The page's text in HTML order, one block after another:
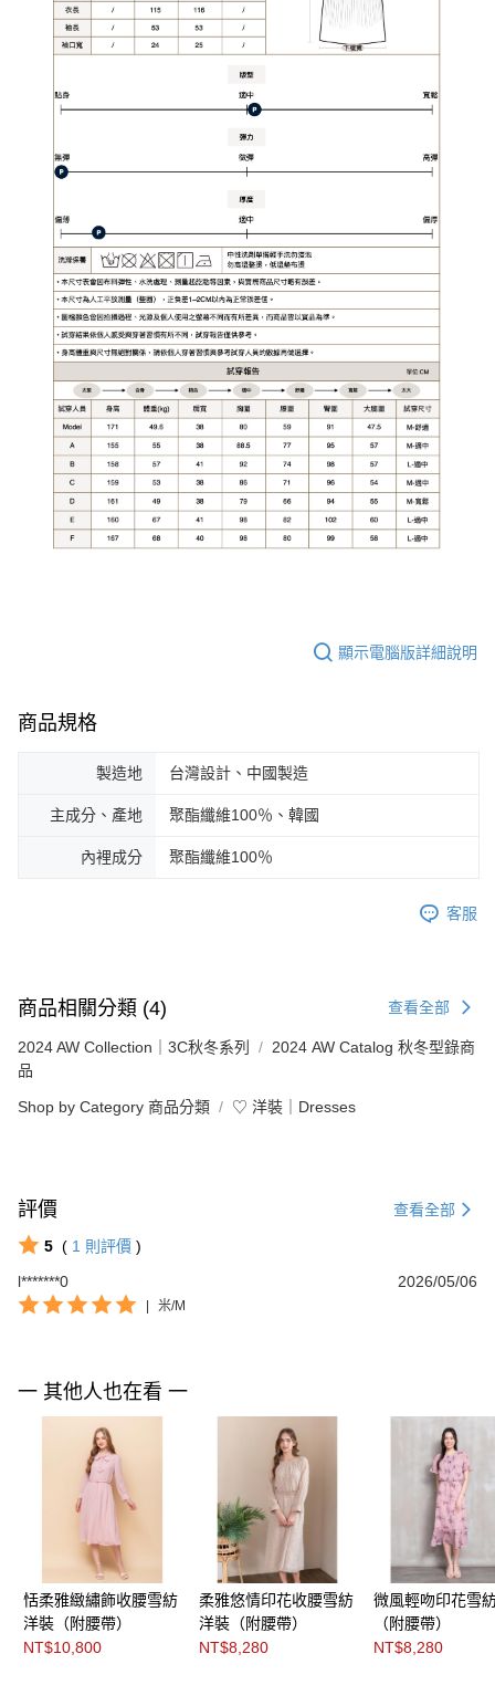
顯示電腦版詳細說明
商品規格
製造地 台灣設計、中國製造
主成分、產地 聚酯纖維100％、韓國
內裡成分 聚酯纖維100％
客服
商品相關分類 (4) 查看全部
2024 AW Collection｜3C秋冬系列
2024 AW Catalog 秋冬型錄商
品
Shop by Category 商品分類 ♡ 洋裝｜Dresses
評價 查看全部
5 ( 1 則評價 )
l*******0
2026/05/06
米/M
一 其他人也在看 一
恬柔雅緻繡飾收腰雪紡
洋裝（附腰帶）
NT$10,800
柔雅悠情印花收腰雪紡
洋裝（附腰帶）
NT$8,280
微風輕吻印花雪
（附腰帶）
NT$8,280